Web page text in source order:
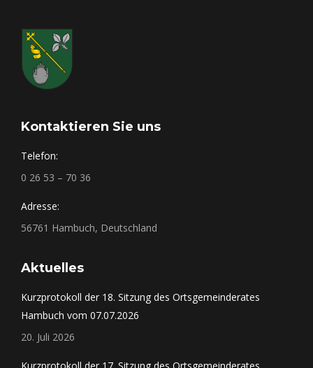
Kontaktieren Sie uns
Telefon:
0 26 53 – 70 36
Adresse:
56761 Hambuch, Deutschland
Aktuelles
Kurzprotokoll der 18. Sitzung des Ortsgemeinderates
Hambuch vom 07.07.2026
20. Juli 2026